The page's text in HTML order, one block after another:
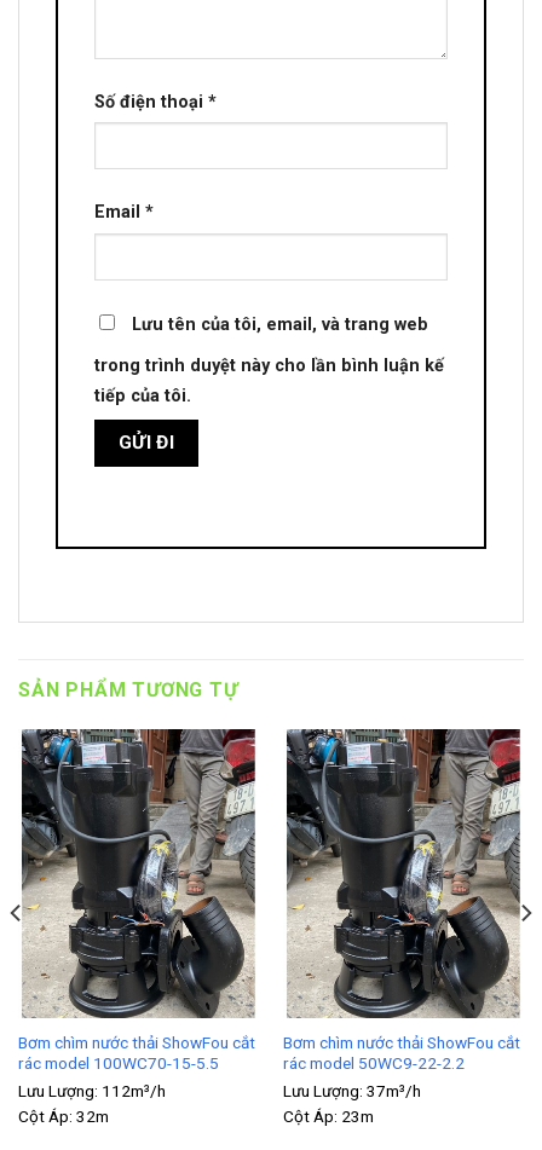
Số điện thoại *
Email *
Lưu tên của tôi, email, và trang web
trong trình duyệt này cho lần bình luận kế
tiếp của tôi.
SẢN PHẨM TƯƠNG TỰ
Bơm chìm nước thải ShowFou cắt
rác model 100WC70-15-5.5
Lưu Lượng: 112m³/h
Cột Áp: 32m
Bơm chìm nước thải ShowFou cắt
rác model 50WC9-22-2.2
Lưu Lượng: 37m³/h
Cột Áp: 23m